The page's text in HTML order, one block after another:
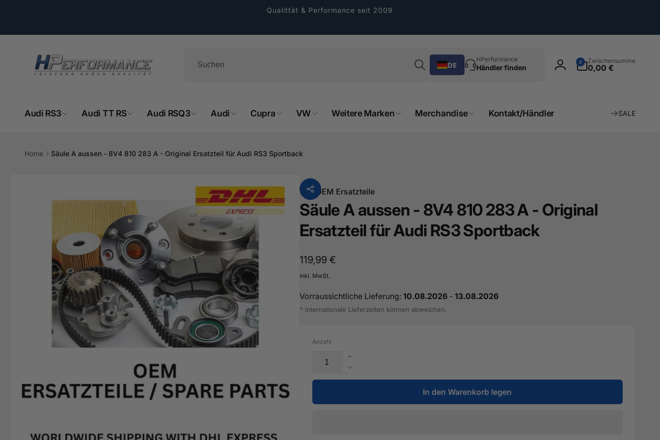
Qualittät & Performance seit 2009
Suchen
DE
HPerformance
Händler finden Einloggen
0
Artikel
Zwischensumme
0,00 €
Audi RS3 Audi TT RS Audi RSQ3 Audi Cupra VW Weitere Marken Merchandise Kontakt/Händler SALE
Home Säule A aussen - 8V4 810 283 A - Original Ersatzteil für Audi RS3 Sportback
VonOEM Ersatzteile
Säule A aussen - 8V4 810 283 A - Original
Ersatzteil für Audi RS3 Sportback
Normaler
Preis
119,99 €
inkl. MwSt.
Vorraussichtliche Lieferung: 10.08.2026- 13.08.2026
* Internationale Lieferzeiten können abweichen.
Anzahl
Erhöhe
die
Menge
Säule
Verringere
die
für
In den Warenkorb legen
HPerformance GmbH
- 4 tagen
74706 Osterburken
Deutschland
+4962916487601